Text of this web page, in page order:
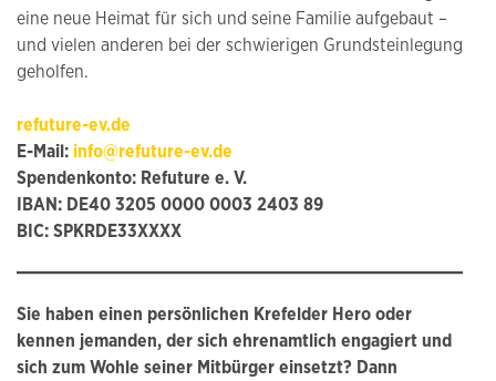
eine neue Heimat für sich und seine Familie aufgebaut –
und vielen anderen bei der schwierigen Grundsteinlegung
geholfen.
refuture-ev.de
E-Mail: info@refuture-ev.de
Spendenkonto: Refuture e. V.
IBAN: DE40 3205 0000 0003 2403 89
BIC: SPKRDE33XXXX
Sie haben einen persönlichen Krefelder Hero oder
kennen jemanden, der sich ehrenamtlich engagiert und
sich zum Wohle seiner Mitbürger einsetzt? Dann